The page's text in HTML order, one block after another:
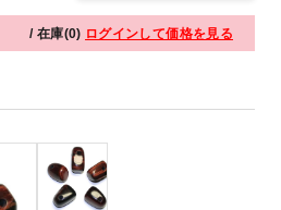
/ 在庫(0) ログインして価格を見る